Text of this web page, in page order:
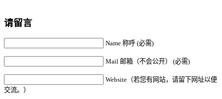
请留言
Name 称呼 (必需)
Mail 邮箱（不会公开） (必需)
Website（若您有网站，请留下网址以便
交流。）